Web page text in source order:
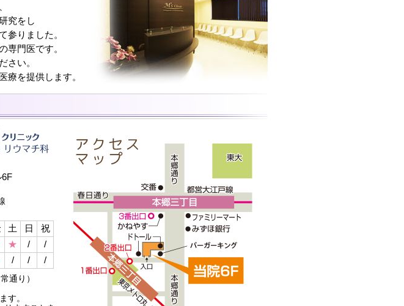
究をし
参りました。
専門医です。
さい。
療を提供します。
土 日
祝
★ /
/
/ / /
通り）
す。